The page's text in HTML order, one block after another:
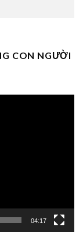
CON NGƯỜI
04:17